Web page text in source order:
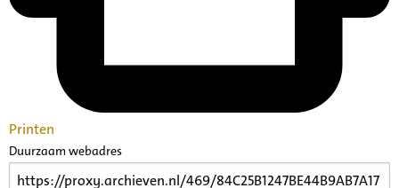
Printen
Duurzaam webadres